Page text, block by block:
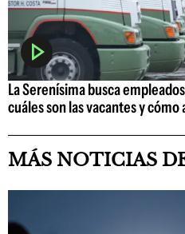
La Serenísima busca
cuáles son las vacantes y cómo
MÁS NOTICIAS